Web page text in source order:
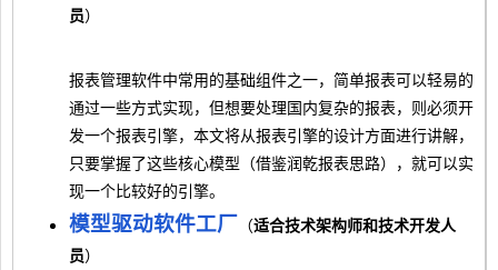
员）
报表管理软件中常用的基础组件之一，简单报表可以轻易的
通过一些方式实现，但想要处理国内复杂的报表，则必须开
发一个报表引擎，本文将从报表引擎的设计方面进行讲解，
只要掌握了这些核心模型（借鉴润乾报表思路），就可以实
现一个比较好的引擎。
模型驱动软件工厂 （适合技术架构师和技术开发人
员）